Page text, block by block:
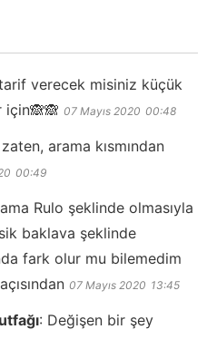
verecek misiniz küçük
için🙈🙈 07 Mayıs 2020 00:48
arama kısmından
00:49
Rulo şeklinde olmasıyla
baklava şeklinde
fark olur mu bilemedim
07 Mayıs 2020 13:45
: Değişen bir şey